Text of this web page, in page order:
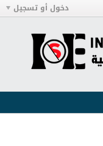
دخول أو تسجيل